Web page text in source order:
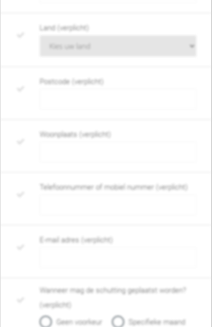
Land (verplicht)
Postcode (verplicht)
Woonplaats (verplicht)
Telefoonnummer of mobiel nummer (verplicht)
E-mail adres (verplicht)
Wanneer mag de schutting geplaatst worden?
(verplicht)
Geen voorkeur
Specifieke maand